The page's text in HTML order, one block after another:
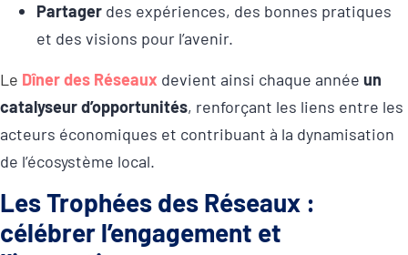
Partager des expériences, des bonnes pratiques
et des visions pour l’avenir.
Le Dîner des Réseaux devient ainsi chaque année un
catalyseur d’opportunités, renforçant les liens entre les
acteurs économiques et contribuant à la dynamisation
de l’écosystème local.
Les Trophées des Réseaux :
célébrer l’engagement et